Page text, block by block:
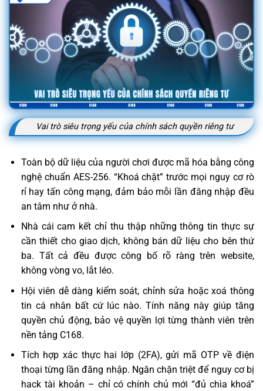
Vai trò siêu trọng yếu của chính sách quyền riêng tư
Toàn bộ dữ liệu của người chơi được mã hóa bằng công
nghệ chuẩn AES-256. “Khoá chặt” trước mọi nguy cơ rò
rỉ hay tấn công mạng, đảm bảo mỗi lần đăng nhập đều
an tâm như ở nhà.
Nhà cái cam kết chỉ thu thập những thông tin thực sự
cần thiết cho giao dịch, không bán dữ liệu cho bên thứ
ba. Tất cả đều được công bố rõ ràng trên website,
không vòng vo, lắt léo.
Hội viên dễ dàng kiểm soát, chỉnh sửa hoặc xoá thông
tin cá nhân bất cứ lúc nào. Tính năng này giúp tăng
quyền chủ động, bảo vệ quyền lợi từng thành viên trên
nền tảng C168.
Tích hợp xác thực hai lớp (2FA), gửi mã OTP về điện
thoại từng lần đăng nhập. Ngăn chặn triệt để nguy cơ bị
hack tài khoản – chỉ có chính chủ mới “đủ chìa khoá”